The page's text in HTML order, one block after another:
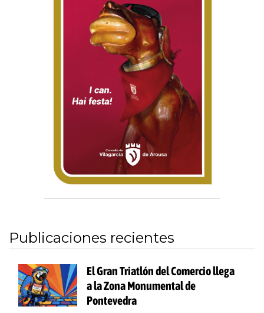
Publicaciones recientes
El Gran Triatlón del Comercio llega
a la Zona Monumental de
Pontevedra